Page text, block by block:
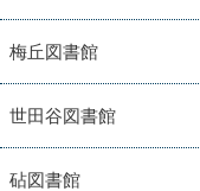
梅丘図書館
世田谷図書館
砧図書館